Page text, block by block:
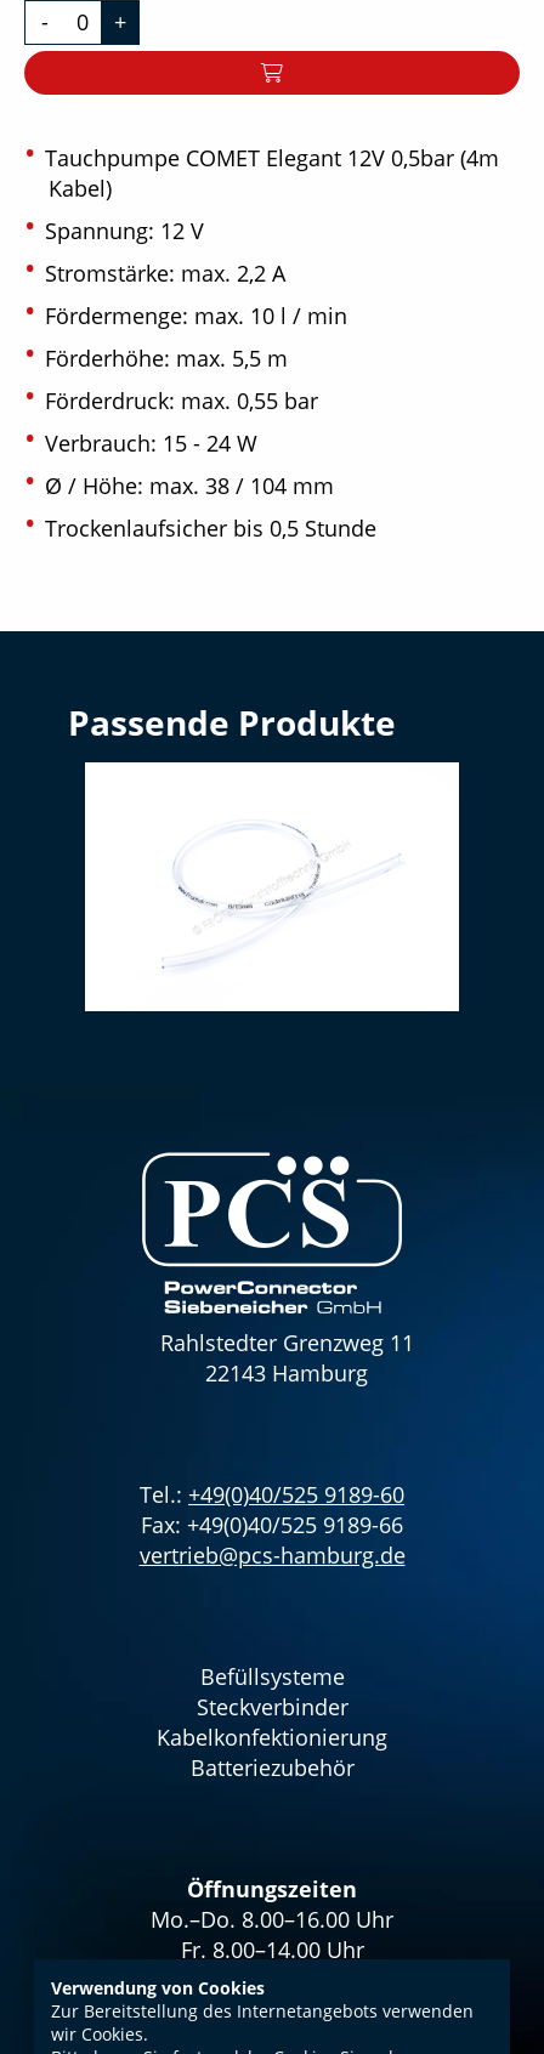
- +
Tauchpumpe COMET Elegant 12V 0,5bar (4m
Kabel)
Spannung: 12 V
Stromstärke: max. 2,2 A
Fördermenge: max. 10 l / min
Förderhöhe: max. 5,5 m
Förderdruck: max. 0,55 bar
Verbrauch: 15 - 24 W
Ø / Höhe: max. 38 / 104 mm
Trockenlaufsicher bis 0,5 Stunde
Passende Produkte
Rahlstedter Grenzweg 11
22143 Hamburg
Tel.: +49(0)40/525 9189-60
Fax: +49(0)40/525 9189-66
vertrieb@pcs-hamburg.de
Befüllsysteme
Steckverbinder
Kabelkonfektionierung
Batteriezubehör
Öffnungszeiten
Mo.–Do. 8.00–16.00 Uhr
Fr. 8.00–14.00 Uhr
Verwendung von Cookies
Zur Bereitstellung des Internetangebots verwenden
wir Cookies.